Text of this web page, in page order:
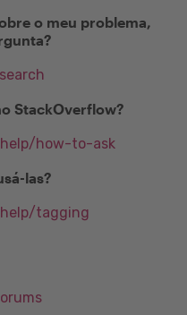
o meu problema,
StackOverflow?
how-to-ask
las?
tagging